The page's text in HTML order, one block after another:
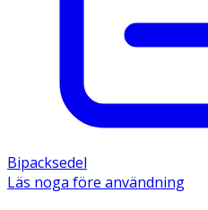
Bipacksedel
Läs noga före användning